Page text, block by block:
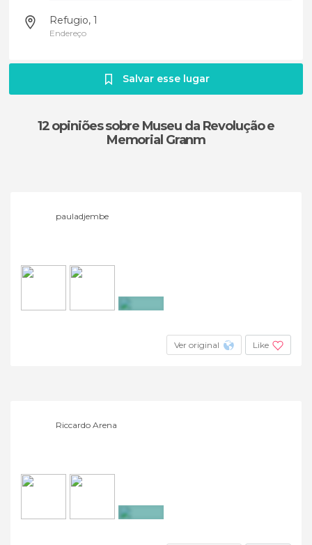
Refugio, 1
Endereço
Salvar esse lugar
12 opiniõessobre Museu da Revolução e
Memorial Granm
pauladjembe
Ver original Like
Riccardo Arena